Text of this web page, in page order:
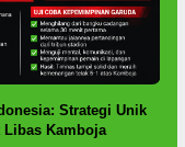
Strategi Unik
Kamboja